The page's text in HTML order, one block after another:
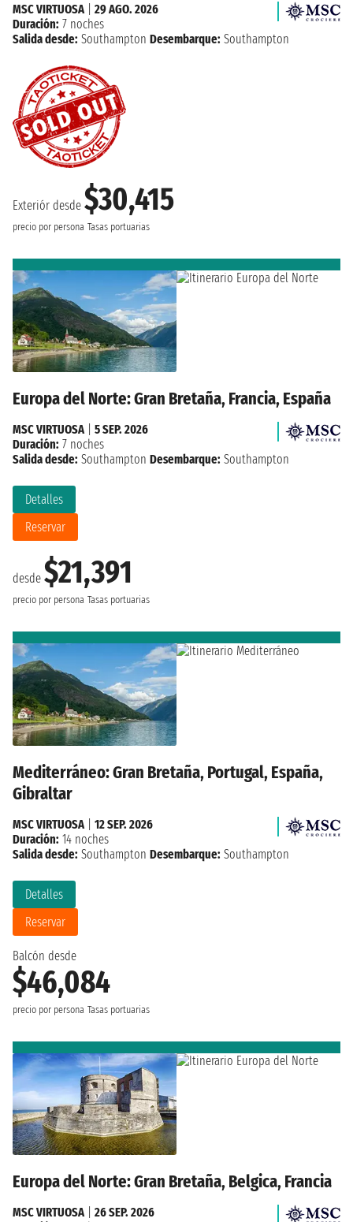
Exteriór desde $30,415
precio por persona Tasas portuarias
MSC VIRTUOSA
29 AGO. 2026
Duración: 7 noches
Salida desde: Southampton Desembarque: Southampton
Europa del Norte: Gran Bretaña, Francia, España
desde $21,391
precio por persona Tasas portuarias
Detalles
Reservar
MSC VIRTUOSA| 5 SEP. 2026
Duración: 7 noches
Salida desde: Southampton Desembarque: Southampton
Mediterráneo: Gran Bretaña, Portugal, España,
Gibraltar
Balcón desde
$46,084
precio por persona Tasas portuarias
Detalles
Reservar
MSC VIRTUOSA
12 SEP. 2026
Duración: 14 noches
Salida desde: Southampton Desembarque: Southampton
Europa del Norte: Gran Bretaña, Belgica, Francia
MSC VIRTUOSA| 26 SEP. 2026